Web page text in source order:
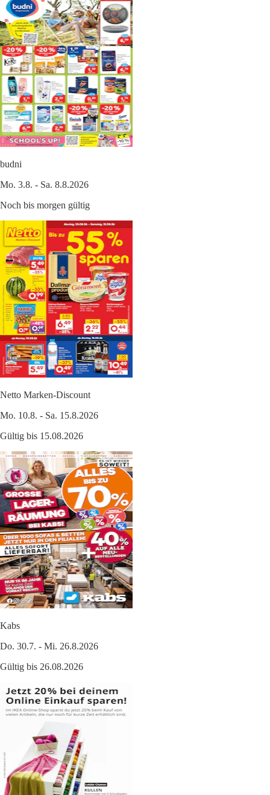
budni
Mo. 3.8. - Sa. 8.8.2026
Noch bis morgen gültig
Netto Marken-Discount
Mo. 10.8. - Sa. 15.8.2026
Gültig bis 15.08.2026
Kabs
Do. 30.7. - Mi. 26.8.2026
Gültig bis 26.08.2026